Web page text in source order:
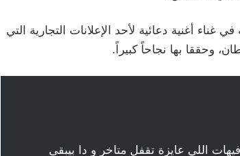
أغنية دعائية لأحد الإعلانات التجارية التي
اللي عايزة تقفل متاخر و دا بيبقى